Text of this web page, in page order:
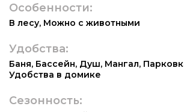
Особенности:
В лесу, Можно с животными
Удобства:
Баня, Бассейн, Душ, Мангал,
Удобства в домике
Сезонность: